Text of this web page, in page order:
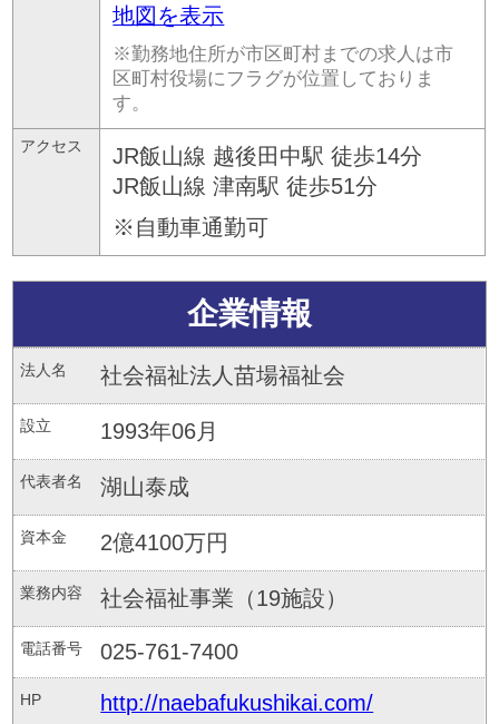
地図を表示
※勤務地住所が市区町村までの求人は市
区町村役場にフラグが位置しておりま
す。
アクセス
JR飯山線 越後田中駅 徒歩14分
JR飯山線 津南駅 徒歩51分
※自動車通勤可
企業情報
法人名 社会福祉法人苗場福祉会
設立 1993年06月
代表者名 湖山泰成
資本金 2億4100万円
業務内容 社会福祉事業（19施設）
電話番号 025-761-7400
HP http://naebafukushikai.com/